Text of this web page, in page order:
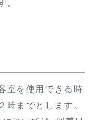
。
室を使用できる時
時までとします。